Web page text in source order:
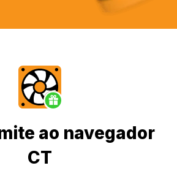
ao navegador
CT